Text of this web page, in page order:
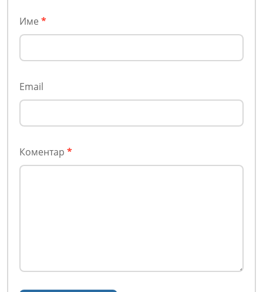
Име *
Email
Коментар *